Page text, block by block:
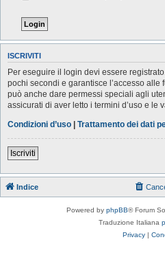
ISCRIVITI
Per eseguire il login devi essere
pochi secondi e garantisce l’accesso alle
può anche dare permessi speciali agli
assicurati di aver letto i termini d’uso e le
Condizioni d’uso | Trattamento dei dati
Iscriviti
Indice
Powered by phpBB® Forum
Traduzione Italiana
Privacy |